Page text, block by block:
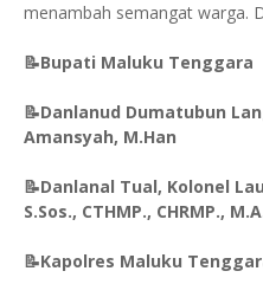
menambah semangat warga.
📝Bupati Maluku Tenggara
📝Danlanud Dumatubun
Amansyah, M.Han
📝Danlanal Tual, Kolonel
S.Sos., CTHMP., CHRMP.,
📝Kapolres Maluku